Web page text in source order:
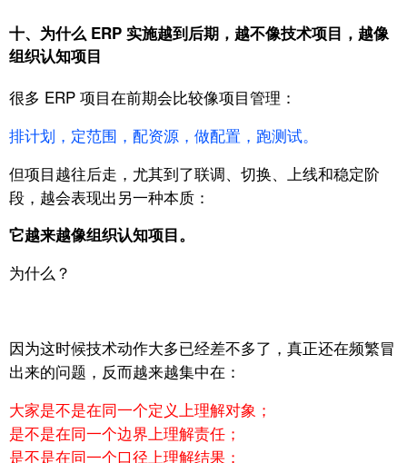
十、为什么 ERP 实施越到后期，越不像技术项目，越像
组织认知项目
很多 ERP 项目在前期会比较像项目管理：
排计划， 定范围， 配资源， 做配置， 跑测试。
但项目越往后走， 尤其到了联调、切换、上线和稳定阶
段， 越会表现出另一种本质：
它越来越像组织认知项目。
为什么？
因为这时候技术动作大多已经差不多了， 真正还在频繁冒
出来的问题，反而越来越集中在：
大家是不是在同一个定义上理解对象；
是不是在同一个边界上理解责任；
是不是在同一个口径上理解结果；